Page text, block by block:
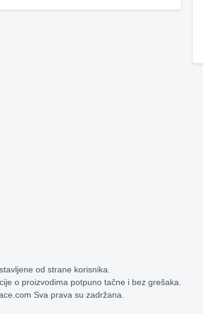
od strane korisnika.
o proizvodima potpuno tačne i bez grešaka.
Sva prava su zadržana.